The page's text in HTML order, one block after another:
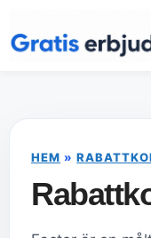
till
innehåll
HEM »